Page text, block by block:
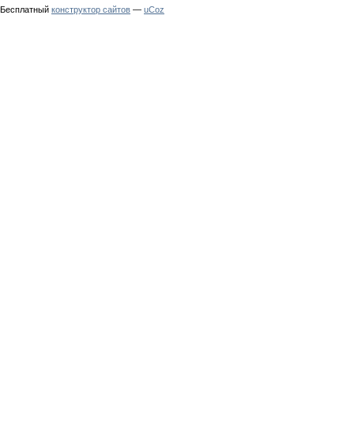
Бесплатный конструктор сайтов — uCoz